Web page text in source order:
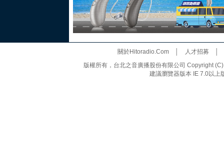
關於Hitoradio.Com│ 人才招募
版權所有，台北之音廣播股份有限公司 Copyright
建議瀏覽器版本 IE 7.0以上